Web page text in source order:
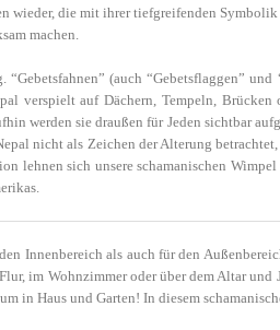
die mit ihrer tiefgreifenden
machen.
(auch “Gebetsflaggen”
verspielt auf Dächern, Tempeln,
werden sie draußen für Jeden sichtbar
nicht als Zeichen der Alterung
lehnen sich unsere schamanischen
Innenbereich als auch für den
im Wohnzimmer oder über dem Altar
in Haus und Garten! In diesem